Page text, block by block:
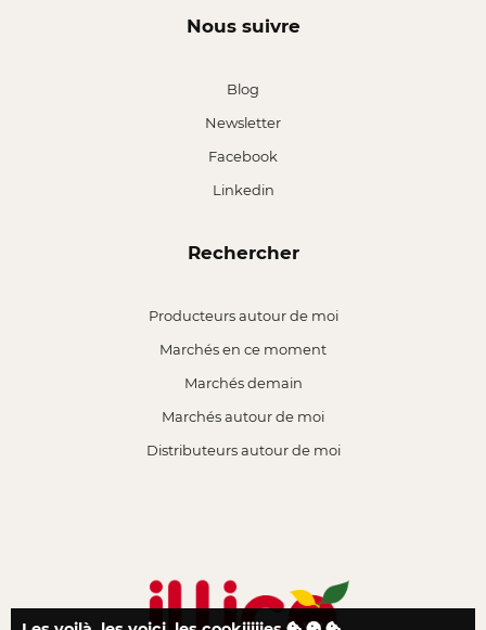
Nous suivre
Blog
Newsletter
Facebook
Linkedin
Rechercher
Producteurs autour de moi
Marchés en ce moment
Marchés demain
Marchés autour de moi
Distributeurs autour de moi